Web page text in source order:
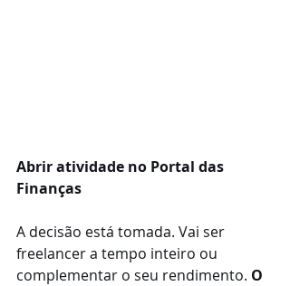
Abrir atividade no Portal das
Finanças
A decisão está tomada. Vai ser
freelancer a tempo inteiro ou
complementar o seu rendimento. O